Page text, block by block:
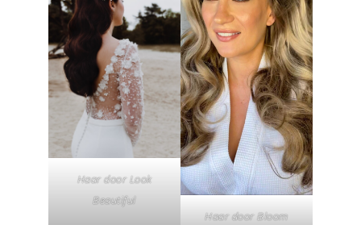
Haar door Look
Beautiful
Haar door Bloom